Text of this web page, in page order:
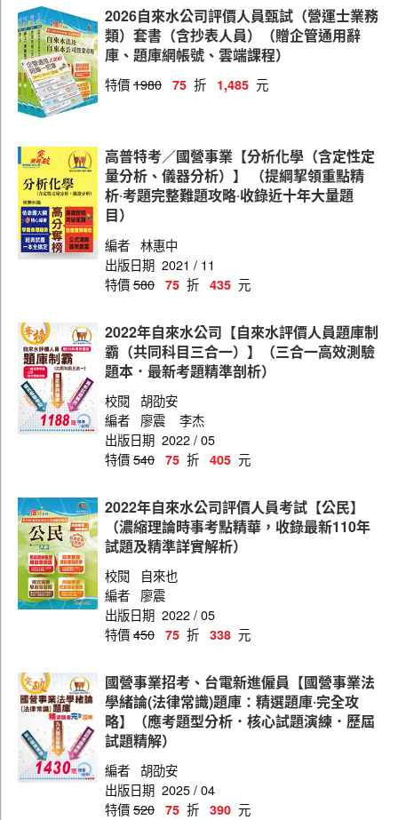
2026自來水公司評價人員甄試（營運士業務
類）套書（含抄表人員）（贈企管通用辭
庫、題庫網帳號、雲端課程）
特價1980 75 折 1,485 元
高普特考／國營事業【分析化學（含定性定
量分析、儀器分析）】 （提綱挈領重點精
析‧考題完整難題攻略‧收錄近十年大量題
目）
編者 林惠中
出版日期 2021 / 11
特價580 75 折 435 元
2022年自來水公司【自來水評價人員題庫制
霸（共同科目三合一）】（三合一高效測驗
題本．最新考題精準剖析）
校閱 胡劭安
編者
廖震
李杰
出版日期 2022 / 05
特價540 75 折 405 元
2022年自來水公司評價人員考試【公民】
（濃縮理論時事考點精華，收錄最新110年
試題及精準詳實解析）
校閱
自來也
編者
廖震
出版日期 2022 / 05
特價450 75 折 338 元
國營事業招考、台電新進僱員【國營事業法
學緒論(法律常識)題庫：精選題庫‧完全攻
略】（應考題型分析．核心試題演練．歷屆
試題精解）
編者 胡劭安
出版日期 2025 / 04
特價520 75 折 390 元